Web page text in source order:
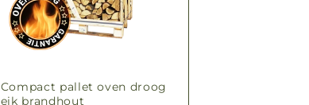
Compact pallet oven droog
eik brandhout